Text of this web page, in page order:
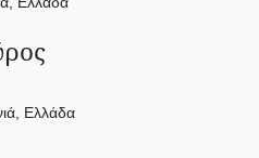
Ελλάδα